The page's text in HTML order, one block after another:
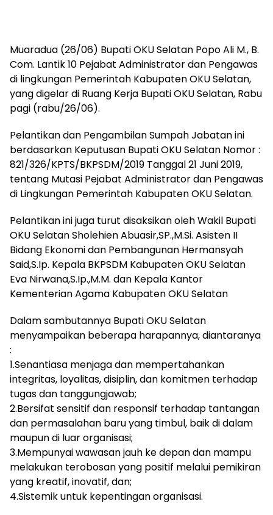
Muaradua (26/06) Bupati OKU Selatan Popo Ali M., B.
Com. Lantik 10 Pejabat Administrator dan Pengawas
di lingkungan Pemerintah Kabupaten OKU Selatan,
yang digelar di Ruang Kerja Bupati OKU Selatan, Rabu
pagi (rabu/26/06).
Pelantikan dan Pengambilan Sumpah Jabatan ini
berdasarkan Keputusan Bupati OKU Selatan Nomor :
821/326/KPTS/BKPSDM/2019 Tanggal 21 Juni 2019,
tentang Mutasi Pejabat Administrator dan Pengawas
di Lingkungan Pemerintah Kabupaten OKU Selatan.
Pelantikan ini juga turut disaksikan oleh Wakil Bupati
OKU Selatan Sholehien Abuasir,SP.,M.Si. Asisten II
Bidang Ekonomi dan Pembangunan Hermansyah
Said,S.Ip. Kepala BKPSDM Kabupaten OKU Selatan
Eva Nirwana,S.Ip.,M.M. dan Kepala Kantor
Kementerian Agama Kabupaten OKU Selatan
Dalam sambutannya Bupati OKU Selatan
menyampaikan beberapa harapannya, diantaranya
:
1.Senantiasa menjaga dan mempertahankan
integritas, loyalitas, disiplin, dan komitmen terhadap
tugas dan tanggungjawab;
2.Bersifat sensitif dan responsif terhadap tantangan
dan permasalahan baru yang timbul, baik di dalam
maupun di luar organisasi;
3.Mempunyai wawasan jauh ke depan dan mampu
melakukan terobosan yang positif melalui pemikiran
yang kreatif, inovatif, dan;
4.Sistemik untuk kepentingan organisasi.